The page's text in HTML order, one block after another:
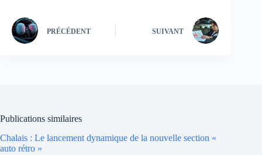
PRÉCÉDENT SUIVANT
Publications similaires
Chalais : Le lancement dynamique de la nouvelle section «
auto rétro »